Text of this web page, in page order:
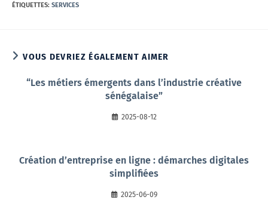
ÉTIQUETTES: SERVICES
VOUS DEVRIEZ ÉGALEMENT AIMER
“Les métiers émergents dans l’industrie créative
sénégalaise”
2025-08-12
Création d’entreprise en ligne : démarches digitales
simplifiées
2025-06-09